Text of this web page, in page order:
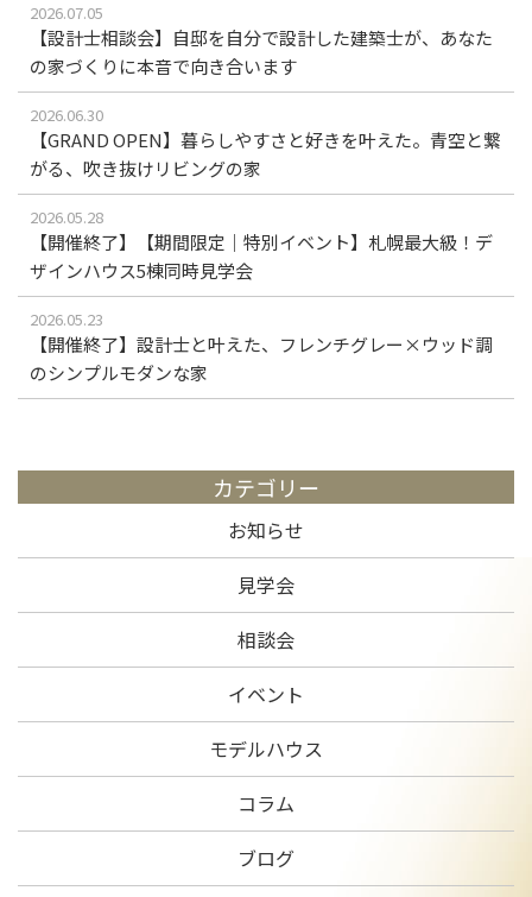
2026.07.05
【設計士相談会】自邸を自分で設計した建築士が、あなた
の家づくりに本音で向き合います
2026.06.30
【GRAND OPEN】暮らしやすさと好きを叶えた。青空と繋
がる、吹き抜けリビングの家
2026.05.28
【開催終了】【期間限定｜特別イベント】札幌最大級！デ
ザインハウス5棟同時見学会
2026.05.23
【開催終了】設計士と叶えた、フレンチグレー×ウッド調
のシンプルモダンな家
カテゴリー
お知らせ
見学会
相談会
イベント
モデルハウス
コラム
ブログ